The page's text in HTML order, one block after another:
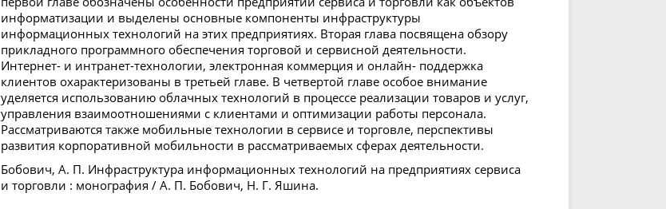
информатизации и выделены основные компоненты инфраструктуры
информационных технологий на этих предприятиях. Вторая глава посвящена обзору
прикладного программного обеспечения торговой и сервисной деятельности.
Интернет- и интранет-технологии, электронная коммерция и онлайн- поддержка
клиентов охарактеризованы в третьей главе. В четвертой главе особое внимание
уделяется использованию облачных технологий в процессе реализации товаров и услуг,
управления взаимоотношениями с клиентами и оптимизации работы персонала.
Рассматриваются также мобильные технологии в сервисе и торговле, перспективы
развития корпоративной мобильности в рассматриваемых сферах деятельности.
Бобович, А. П. Инфраструктура информационных технологий на предприятиях сервиса
и торговли : монография / А. П. Бобович, Н. Г. Яшина.